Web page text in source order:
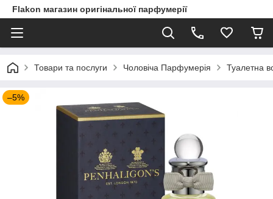
Flakon магазин оригінальної парфумерії
Товари та послуги Чоловіча Парфумерія Туалетна
–5%